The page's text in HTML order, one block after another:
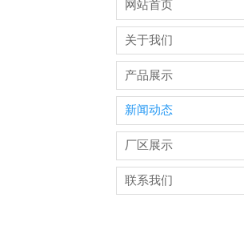
网站首页
关于我们
产品展示
新闻动态
厂区展示
联系我们